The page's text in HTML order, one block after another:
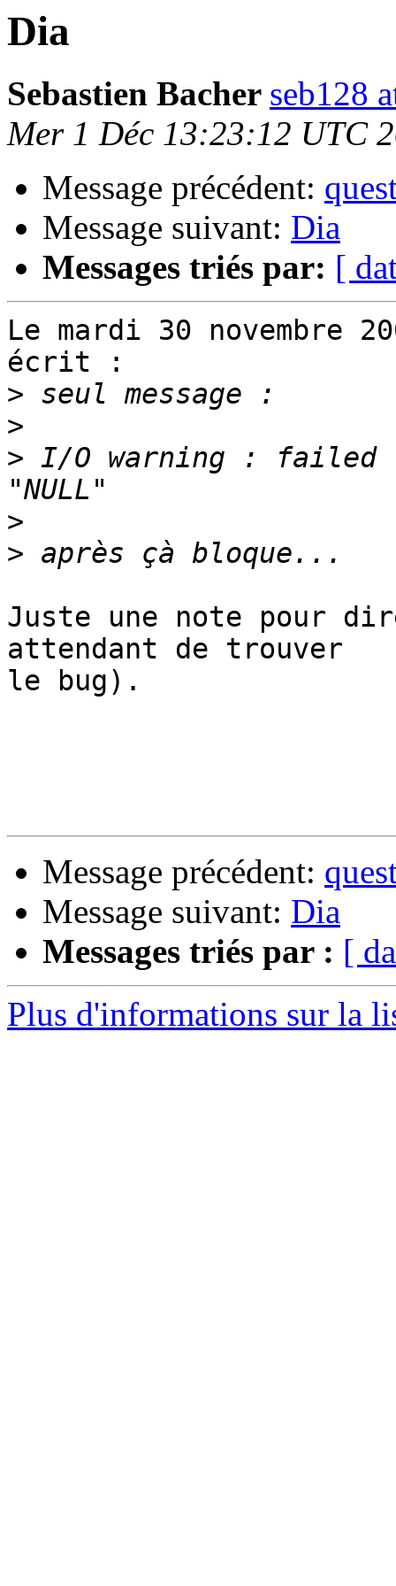
Dia
Sebastien Bacher seb128
Mer 1 Déc 13:23:12 UTC
Message précédent:
Message suivant: Dia
Messages triés par: [
Le mardi 30 novembre
écrit :
>
>
> I/O warning : failed
>
>
Juste une note pour
attendant de trouver
le bug).
Message précédent:
Message suivant: Dia
Messages triés par : [
Plus d'informations sur la